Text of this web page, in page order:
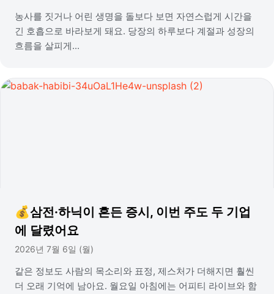
농사를 짓거나 어린 생명을 돌보다 보면 자연스럽게 시간을
긴 호흡으로 바라보게 돼요. 당장의 하루보다 계절과 성장의
흐름을 살피게...
💰삼전·하닉이 흔든 증시, 이번 주도 두 기업
에 달렸어요
2026년 7월 6일 (월)
같은 정보도 사람의 목소리와 표정, 제스처가 더해지면 훨씬
더 오래 기억에 남아요. 월요일 아침에는 어피티 라이브와 함